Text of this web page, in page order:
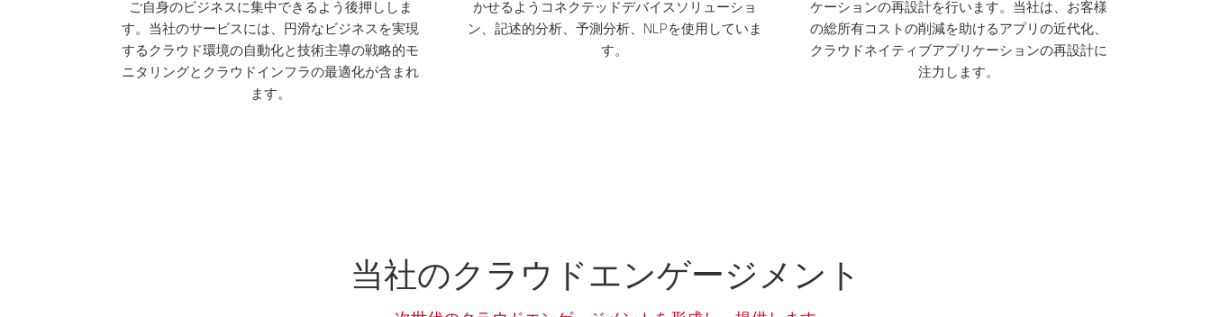
ご自身のビジネスに集中できるよう後押ししま
す。当社のサービスには、円滑なビジネスを実現
するクラウド環境の自動化と技術主導の戦略的モ
ニタリングとクラウドインフラの最適化が含まれ
ます。
かせるようコネクテッドデバイスソリューショ
ン、記述的分析、予測分析、NLPを使用していま
す。
ケーションの再設計を行います。当社は、お客様
の総所有コストの削減を助けるアプリの近代化、
クラウドネイティブアプリケーションの再設計に
注力します。
当社のクラウドエンゲージメント